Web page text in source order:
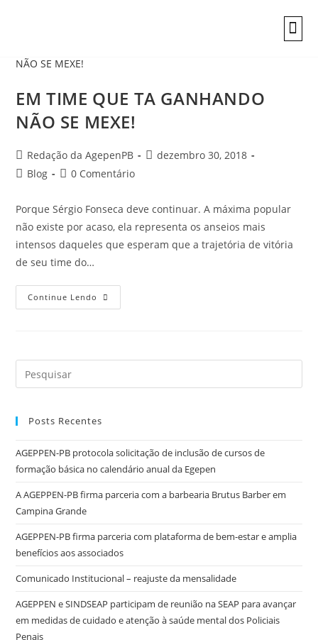
EM TIME QUE TA GANHANDO
NÃO SE MEXE!
Redação da AgepenPB
dezembro 30, 2018
Blog
0 Comentário
Porque Sérgio Fonseca deve continuar. A máxima popular
não existe por acaso, ela representa os anseios mais
intensos daqueles que esperam que a trajetória de vitória
de seu time do…
Continue Lendo
Posts Recentes
AGEPPEN-PB protocola solicitação de inclusão de cursos de
formação básica no calendário anual da Egepen
A AGEPPEN-PB firma parceria com a barbearia Brutus Barber em
Campina Grande
AGEPPEN-PB firma parceria com plataforma de bem-estar e amplia
benefícios aos associados
Comunicado Institucional – reajuste da mensalidade
AGEPPEN e SINDSEAP participam de reunião na SEAP para avançar
em medidas de cuidado e atenção à saúde mental dos Policiais
Penais